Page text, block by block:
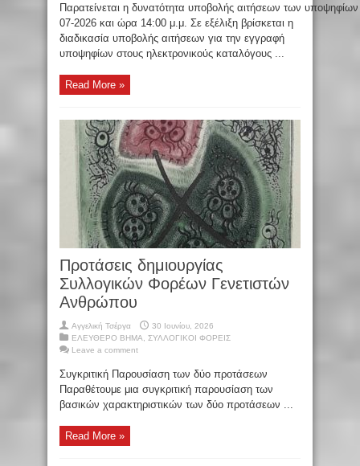
Παρατείνεται η δυνατότητα υποβολής αιτήσεων των
07-2026 και ώρα 14:00 μ.μ. Σε εξέλιξη βρίσκεται η
διαδικασία υποβολής αιτήσεων για την εγγραφή
υποψηφίων στους ηλεκτρονικούς καταλόγους ...
Read More »
Προτάσεις δημιουργίας
Συλλογικών Φορέων Γενετιστών
Ανθρώπου
Αγγελική Τσέργα
30 Ιουνίου, 2026
ΕΛΕΥΘΕΡΟ ΒΗΜΑ
ΣΥΛΛΟΓΙΚΟΙ ΦΟΡΕΙΣ
Leave a comment
Συγκριτική Παρουσίαση των δύο προτάσεων
Παραθέτουμε μια συγκριτική παρουσίαση των
βασικών χαρακτηριστικών των δύο προτάσεων ...
Read More »